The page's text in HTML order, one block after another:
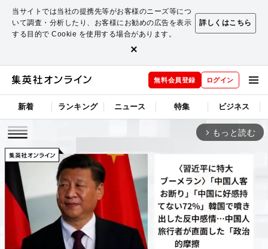
当サイトでは当社の提携先等がお客様のニーズ等につ
いて調査・分析したり、お客様にお勧めの広告を表示
する目的で Cookie を使用する場合があります。
詳しくはこちら
×
無料会員登録 ログイン
新着 ランキング ニュース 特集 ビジネス
arrow_forward_ios もっと読む